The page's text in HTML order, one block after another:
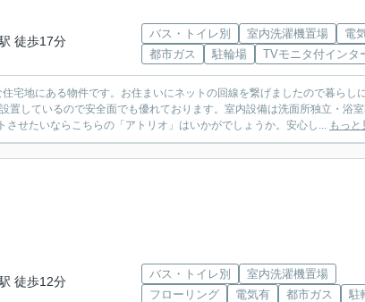
徒歩17分
バス・トイレ別 室内洗濯機置場
電
都市ガス
駐輪場 TVモニタ付インタ
宅地にある物件です。お住まいにネットの回線を繋げましたので暮らし
置しているので安全面でも優れております。室内設備は洗面所独立・浴
せたいならこちらの「アトリオ」はいかがでしょうか。安心し... もっと
徒歩12分
バス・トイレ別
室内洗濯機置場
フローリング
電気有 都市ガス 駐